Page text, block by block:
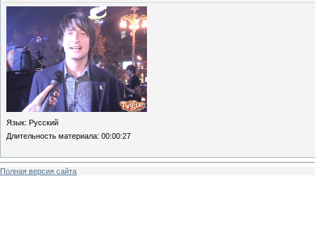
Язык: Русский
Длительность материала: 00:00:27
Полная версия сайта